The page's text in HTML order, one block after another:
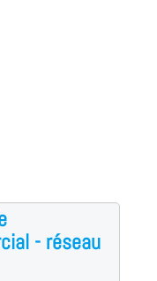
- réseau